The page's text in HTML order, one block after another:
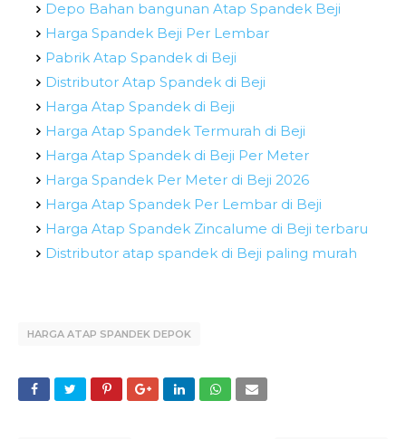
Depo Bahan bangunan Atap Spandek Beji
Harga Spandek Beji Per Lembar
Pabrik Atap Spandek di Beji
Distributor Atap Spandek di Beji
Harga Atap Spandek di Beji
Harga Atap Spandek Termurah di Beji
Harga Atap Spandek di Beji Per Meter
Harga Spandek Per Meter di Beji 2026
Harga Atap Spandek Per Lembar di Beji
Harga Atap Spandek Zincalume di Beji terbaru
Distributor atap spandek di Beji paling murah
HARGA ATAP SPANDEK DEPOK